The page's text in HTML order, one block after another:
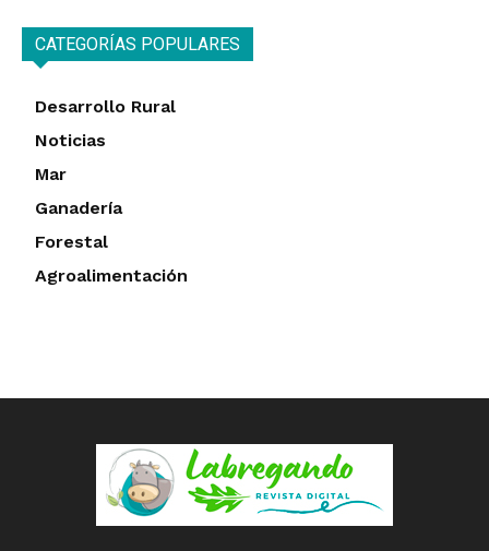
CATEGORÍAS POPULARES
Desarrollo Rural
Noticias
Mar
Ganadería
Forestal
Agroalimentación